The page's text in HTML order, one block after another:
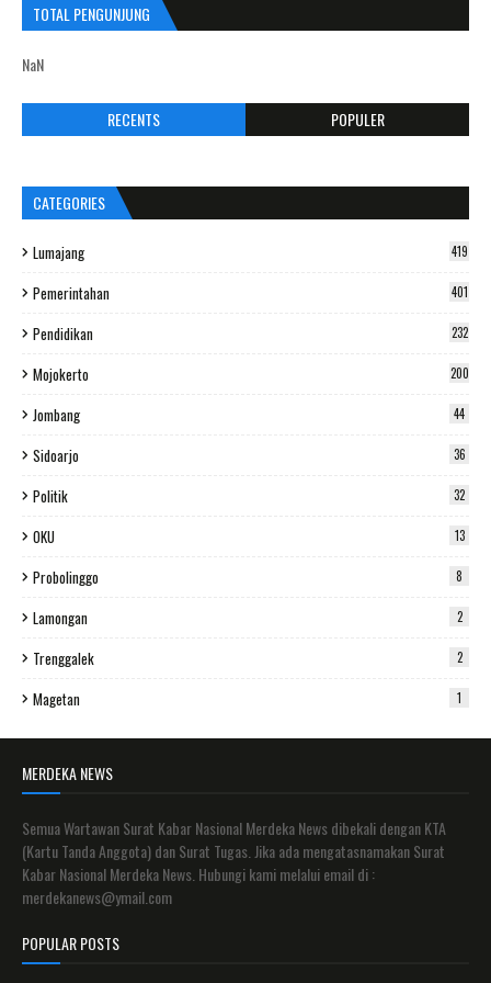
TOTAL PENGUNJUNG
NaN
RECENTS POPULER
CATEGORIES
Lumajang 419
Pemerintahan 401
Pendidikan 232
Mojokerto 200
Jombang 44
Sidoarjo 36
Politik 32
OKU 13
Probolinggo 8
Lamongan 2
Trenggalek 2
Magetan 1
MERDEKA NEWS
Semua Wartawan Surat Kabar Nasional Merdeka News dibekali dengan KTA
(Kartu Tanda Anggota) dan Surat Tugas. Jika ada mengatasnamakan Surat
Kabar Nasional Merdeka News. Hubungi kami melalui email di :
merdekanews@ymail.com
POPULAR POSTS